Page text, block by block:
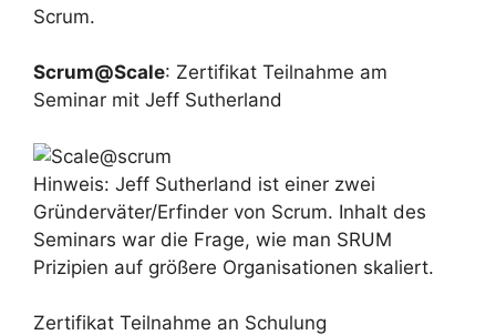
Scrum.
Scrum@Scale: Zertifikat Teilnahme am
Seminar mit Jeff Sutherland
Hinweis: Jeff Sutherland ist einer zwei
Gründerväter/Erfinder von Scrum. Inhalt des
Seminars war die Frage, wie man SRUM
Prizipien auf größere Organisationen skaliert.
Zertifikat Teilnahme an Schulung